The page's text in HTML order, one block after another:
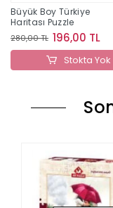
Büyük Boy Türkiye
Haritası Puzzle
280,00 TL 196,00 TL
Stokta Yok